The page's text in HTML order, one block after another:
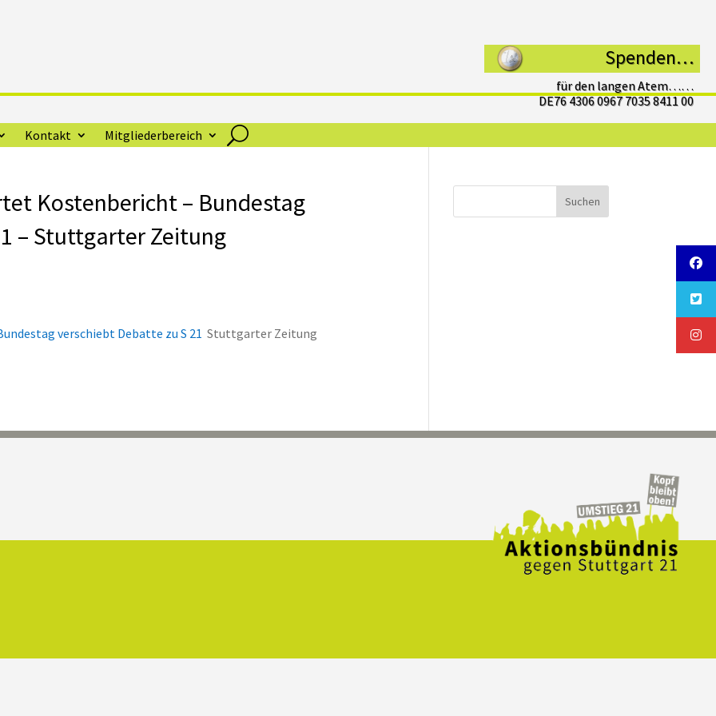
Spenden…
für den langen Atem……
DE76 4306 0967 7035 8411 00
Kontakt Mitgliederbereich
Kostenbericht – Bundestag
– Stuttgarter Zeitung
verschiebt Debatte zu S 21 Stuttgarter Zeitung
Suchen